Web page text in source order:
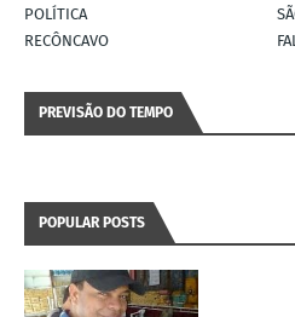
POLÍTICA
RECÔNCAVO
PREVISÃO DO TEMPO
POPULAR POSTS